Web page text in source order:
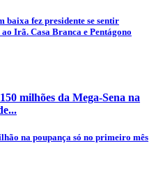
baixa fez presidente se sentir
Irã. Casa Branca e Pentágono
milhões da Mega-Sena na
na poupança só no primeiro mês